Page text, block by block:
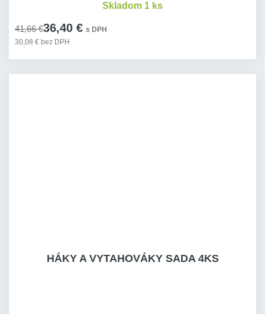
41,66 €36,40 € s DPH
30,08 € bez DPH
Skladom 1 ks
HÁKY A VYTAHOVÁKY SADA 4KS